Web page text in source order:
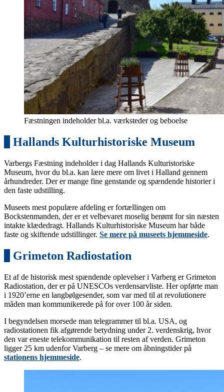
Fæstningen indeholder bl.a. værksteder og beboelse
Hallands Kulturhistoriske Museum
Varbergs Fæstning indeholder i dag Hallands Kulturistoriske
Museum, hvor du bl.a. kan lære mere om livet i Halland gennem
århundreder. Der er mange fine genstande og spændende historier i
den faste udstilling.
Museets mest populære afdeling er fortællingen om
Bockstenmanden, der er et velbevaret moselig berømt for sin næsten
intakte klædedragt. Hallands Kulturhistoriske Museum har både
faste og skiftende udstillinger. Se mere på museets hjemmeside.
Grimeton Radiostation
Et af de historisk mest spændende oplevelser i Varberg er Grimeton
Radiostation, der er på UNESCOs verdensarvliste. Her opførte man
i 1920’erne en langbølgesender, som var med til at revolutionere
måden man kommunikerede på for over 100 år siden.
I begyndelsen morsede man telegrammer til bl.a. USA, og
radiostationen fik afgørende betydning under 2. verdenskrig, hvor
den var eneste telekommunikation til resten af verden. Grimeton
ligger 25 km udenfor Varberg – se mere om åbningstider på
stationens hjemmeside.